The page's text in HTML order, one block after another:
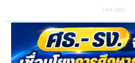
2 ส.ค. 2569